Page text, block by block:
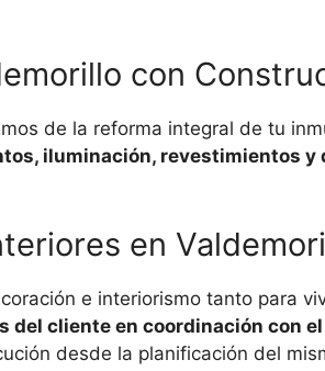
con
de la reforma integral de tu
iluminación, revestimientos y
en
e interiorismo tanto para
cliente en coordinación con
desde la planificación del